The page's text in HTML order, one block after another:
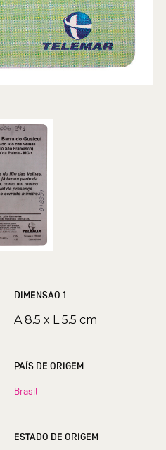
DIMENSÃO 1
A 8.5 x L 5.5 cm
PAÍS DE ORIGEM
Brasil
ESTADO DE ORIGEM